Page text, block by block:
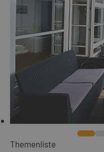
Themenliste